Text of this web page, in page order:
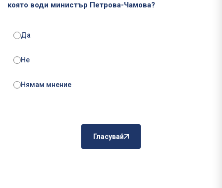
която води министър Петрова-Чамова?
Да
Не
Нямам мнение
Гласувай